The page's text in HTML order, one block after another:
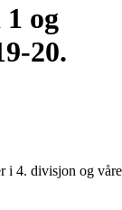
og
20.
i 4. divisjon og våre